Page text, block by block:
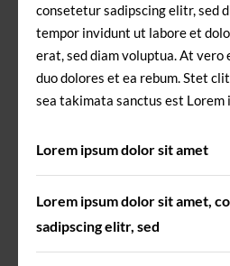
consetetur sadipscing elitr, sed
tempor invidunt ut labore et
erat, sed diam voluptua. At vero
duo dolores et ea rebum. Stet
sea takimata sanctus est Lorem
Lorem ipsum dolor sit amet
Lorem ipsum dolor sit amet,
sadipscing elitr, sed